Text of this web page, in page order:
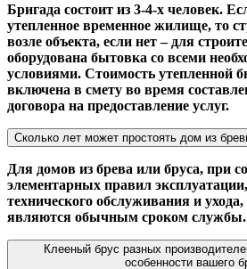
Бригада состоит из 3-4-х человек.
утепленное временное жилище, то
возле объекта, если нет – для
оборудована бытовка со всеми
условиями. Стоимость утепленной
включена в смету во время
договора на предоставление услуг.
Сколько лет может простоять дом из
Для домов из брева или бруса, при
элементарных правил
технического обслуживания и
являются обычным сроком службы.
Клееный брус разных
особенности вашего